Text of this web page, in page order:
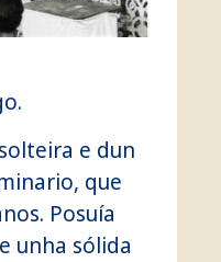
e dun
que
Posuía
unha sólida